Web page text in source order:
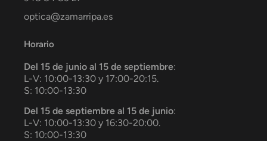
optica@zamarripa.es
Horario
Del 15 de junio al 15 de septiembre:
L-V: 10:00-13:30 y 17:00-20:15.
S: 10:00-13:30
Del 15 de septiembre al 15 de junio:
L-V: 10:00-13:30 y 16:30-20:00.
S: 10:00-13:30